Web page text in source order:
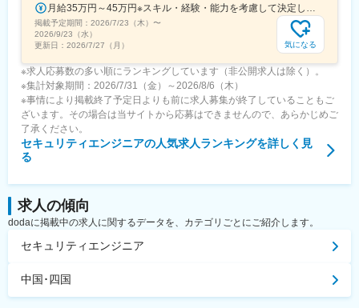
掲載予定期間： 2026/7/23（木） 〜
2026/9/23（水）
更新日： 2026/7/27（月） 気になる
※求人応募数の多い順にランキングしています（非公開求人は除く）。
※集計対象期間：2026/7/31（金）～2026/8/6（木）
※事情により掲載終了予定日よりも前に求人募集が終了していることもご
ざいます。その場合は当サイトから応募はできませんので、あらかじめご
了承ください。
セキュリティエンジニアの人気求人ランキングを詳しく見
る
求人の傾向
dodaに掲載中の求人に関するデータを、カテゴリごとにご紹介します。
セキュリティエンジニア
中国･四国